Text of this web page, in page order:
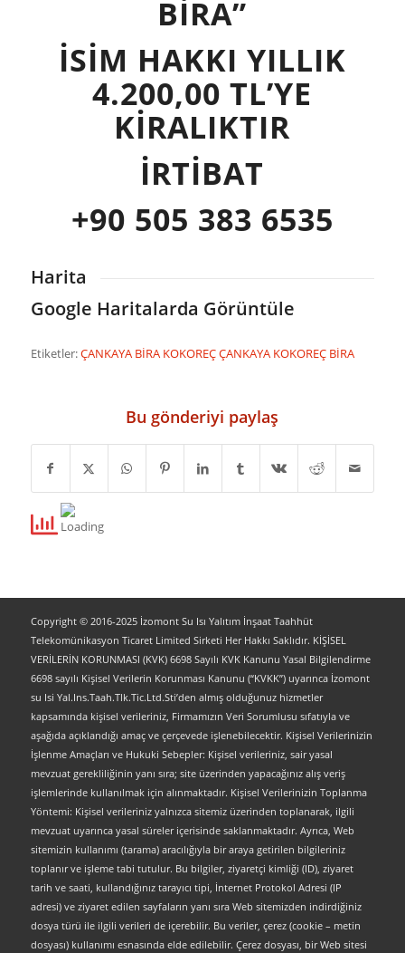
BİRA”
İSİM HAKKI YILLIK
4.200,00 TL’YE
KİRALIKTIR
İRTİBAT
+90 505 383 6535
Harita
Google Haritalarda Görüntüle
Etiketler:ÇANKAYA BİRA KOKOREÇÇANKAYA KOKOREÇ BİRA
Bu gönderiyi paylaş
Copyright © 2016-2025 İzomont Su Isı Yalıtım İnşaat Taahhüt
Telekomünikasyon Ticaret Limited Sirketi Her Hakkı Saklıdır. KİŞİSEL
VERİLERİN KORUNMASI (KVK) 6698 Sayılı KVK Kanunu Yasal Bilgilendirme
6698 sayılı Kişisel Verilerin Korunması Kanunu (“KVKK”) uyarınca İzomont
su Isi Yal.Ins.Taah.Tlk.Tic.Ltd.Sti’den almış olduğunuz hizmetler
kapsamında kişisel verileriniz, Firmamızın Veri Sorumlusu sıfatıyla ve
aşağıda açıklandığı amaç ve çerçevede işlenebilecektir. Kişisel Verilerinizin
İşlenme Amaçları ve Hukuki Sebepler: Kişisel verileriniz, sair yasal
mevzuat gerekliliğinin yanı sıra; site üzerinden yapacağınız alış veriş
işlemlerinde kullanılmak için alınmaktadır. Kişisel Verilerinizin Toplanma
Yöntemi: Kişisel verileriniz yalnızca sitemiz üzerinden toplanarak, ilgili
mevzuat uyarınca yasal süreler içerisinde saklanmaktadır. Ayrıca, Web
sitemizin kullanımı (tarama) aracılığıyla bir araya getirilen bilgileriniz
toplanır ve işleme tabi tutulur. Bu bilgiler, ziyaretçi kimliği (ID), ziyaret
tarih ve saati, kullandığınız tarayıcı tipi, İnternet Protokol Adresi (IP
adresi) ve ziyaret edilen sayfaların yanı sıra Web sitemizden indirdiğiniz
dosya türü ile ilgili verileri de içerebilir. Bu veriler, çerez (cookie – metin
dosyası) kullanımı esnasında elde edilebilir. Çerez dosyası, bir Web sitesi